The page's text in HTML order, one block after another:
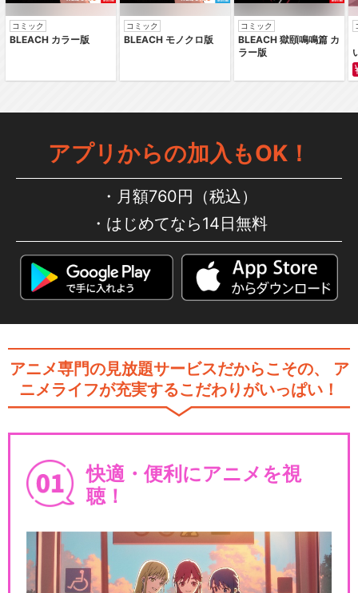
コミック
BLEACH カラー版
コミック
BLEACH モノクロ版
コミック
BLEACH 獄頤鳴鳴篇 カ
ラー版
アプリからの加入もOK！
月額760円（税込）
はじめてなら14日無料
アニメ専門の見放題サービスだからこその、
ア
ニメライフが充実するこだわりがいっぱい！
快適・便利にアニメを視
聴！